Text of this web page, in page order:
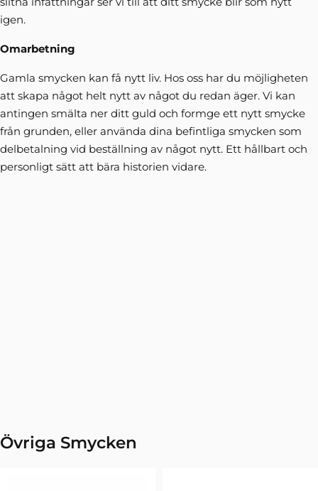
igen.
Omarbetning
Gamla smycken kan få nytt liv. Hos oss har du möjligheten
att skapa något helt nytt av något du redan äger. Vi kan
antingen smälta ner ditt guld och formge ett nytt smycke
från grunden, eller använda dina befintliga smycken som
delbetalning vid beställning av något nytt. Ett hållbart och
personligt sätt att bära historien vidare.
Övriga Smycken